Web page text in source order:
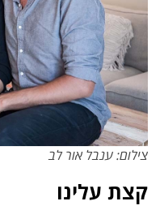
צילום: ענבל אור לב
קצת עלינו